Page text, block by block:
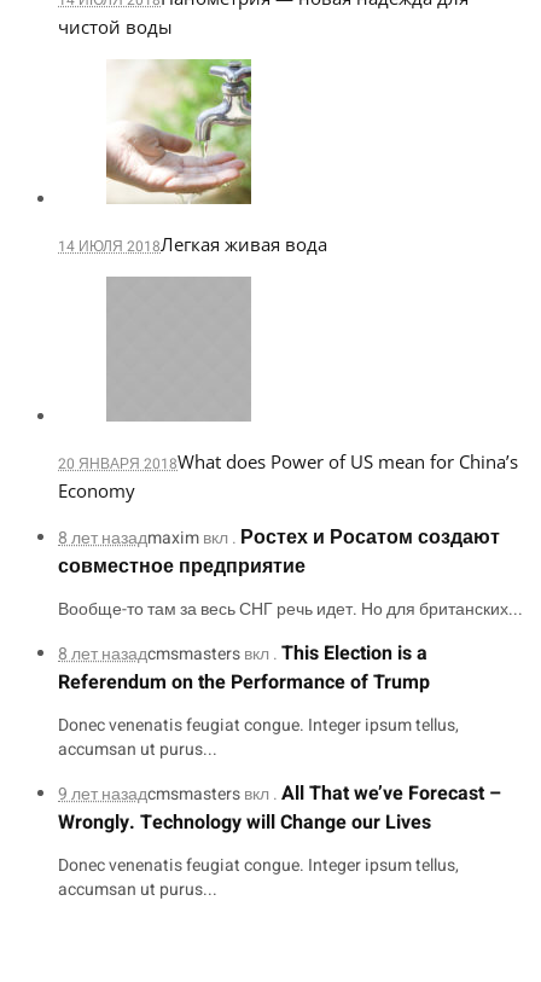
чистой воды
14 ИЮЛЯ 2018Легкая живая вода
20 ЯНВАРЯ 2018What does Power of US mean for China’s
Economy
8 лет назадmaximвкл . Ростех и Росатом создают
совместное предприятие
Вообще-то там за весь СНГ речь идет. Но для британских...
8 лет назадcmsmastersвкл .This Election is a
Referendum on the Performance of Trump
Donec venenatis feugiat congue. Integer ipsum tellus,
accumsan ut purus...
9 лет назадcmsmastersвкл .All That we’ve Forecast –
Wrongly. Technology will Change our Lives
Donec venenatis feugiat congue. Integer ipsum tellus,
accumsan ut purus...